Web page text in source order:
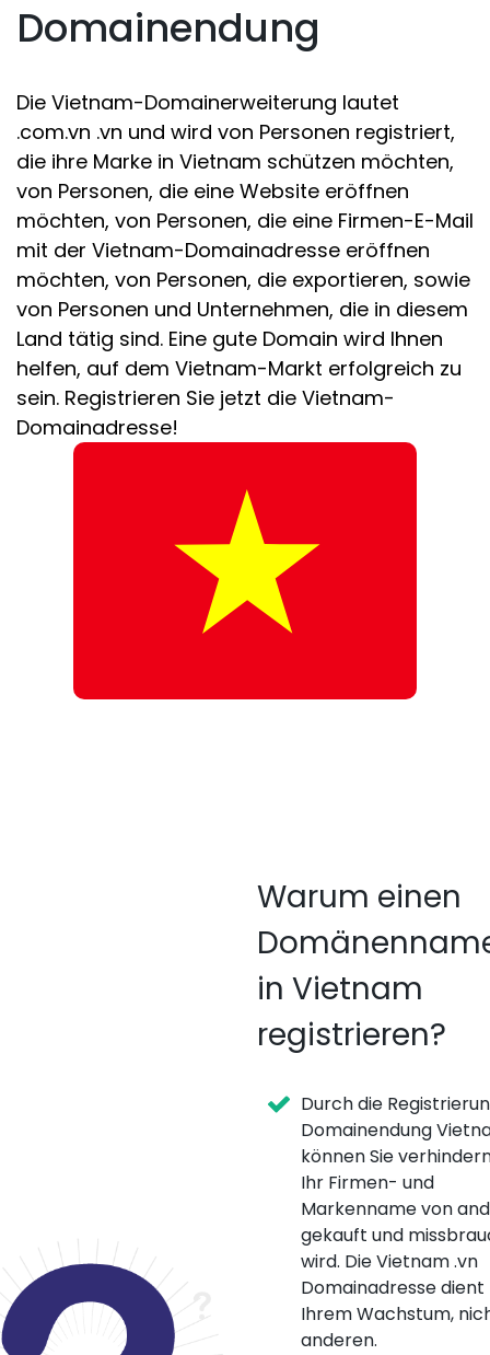
Domainendung
Die Vietnam-Domainerweiterung lautet
.com.vn .vn und wird von Personen registriert,
die ihre Marke in Vietnam schützen möchten,
von Personen, die eine Website eröffnen
möchten, von Personen, die eine Firmen-E-Mail
mit der Vietnam-Domainadresse eröffnen
möchten, von Personen, die exportieren, sowie
von Personen und Unternehmen, die in diesem
Land tätig sind. Eine gute Domain wird Ihnen
helfen, auf dem Vietnam-Markt erfolgreich zu
sein. Registrieren Sie jetzt die Vietnam-
Domainadresse!
Warum einen
in Vietnam
registrieren?
Durch die
Domainendung
können Sie
Ihr Firmen- und
Markenname von
gekauft und
wird. Die Vietnam .vn
Domainadresse dient
Ihrem Wachstum,
anderen.